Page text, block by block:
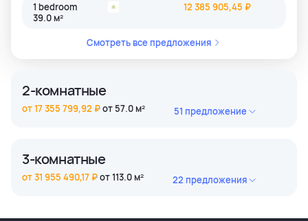
1 bedroom
39.0 м²
12 385 905,45 ₽
Смотреть все предложения
2-комнатные
от 57.0 м²
от 17 355 799,92 ₽ 51 предложение
2 bedroom
3-комнатные
от 113.0 м²
от 31 955 490,17 ₽ 22 предложения
119.0 м²